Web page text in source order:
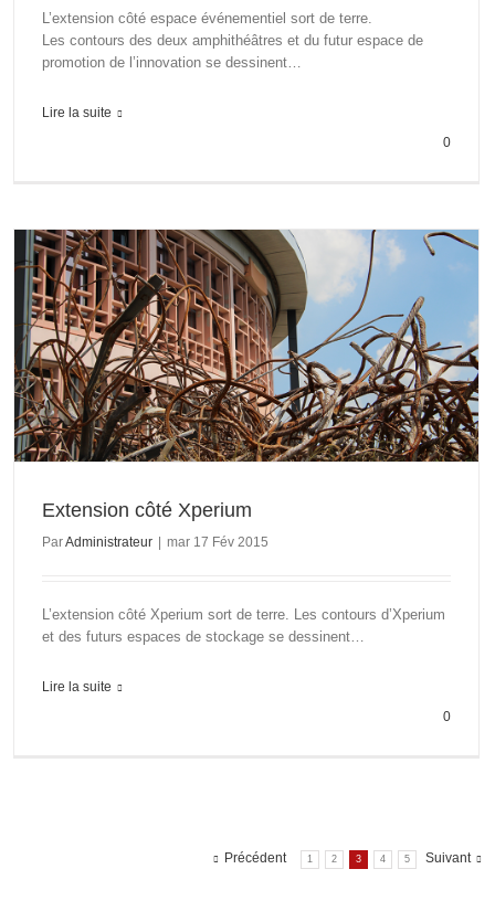
L’extension côté espace événementiel sort de terre.
Les contours des deux amphithéâtres et du futur espace de
promotion de l’innovation se dessinent…
Lire la suite
0
Extension côté Xperium
ParAdministrateur | mar 17 Fév 2015
L’extension côté Xperium sort de terre. Les contours d’Xperium
et des futurs espaces de stockage se dessinent…
Lire la suite
0
Précédent 1 2 3 4 5 Suivant